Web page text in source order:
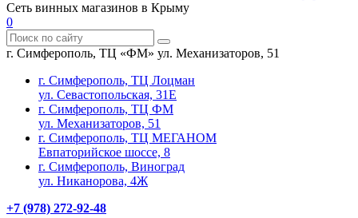
Сеть винных магазинов в Крыму
0
г. Симферополь, ТЦ «ФМ» ул. Механизаторов, 51
г. Симферополь, ТЦ Лоцман
ул. Севастопольская, 31Е
г. Симферополь, ТЦ ФМ
ул. Механизаторов, 51
г. Симферополь, ТЦ МЕГАНОМ
Евпаторийское шоссе, 8
г. Симферополь, Виноград
ул. Никанорова, 4Ж
+7 (978) 272-92-48